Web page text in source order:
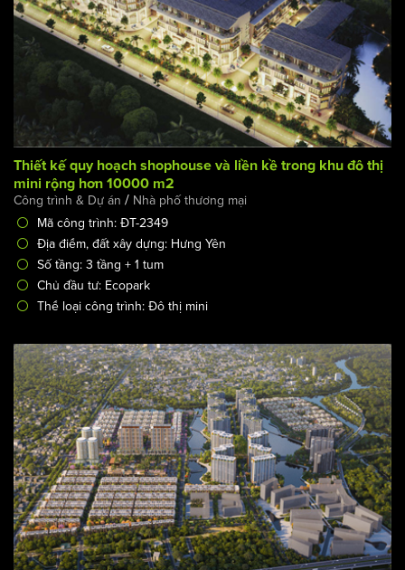
Thiết kế quy hoạch shophouse và liền kề trong khu đô thị
mini rộng hơn 10000 m2
Công trình & Dự án/Nhà phố thương mại
Mã công trình: ĐT-2349
Số tầng: 3 tầng + 1 tum
Chủ đầu tư: Ecopark
Thể loại công trình: Đô thị mini